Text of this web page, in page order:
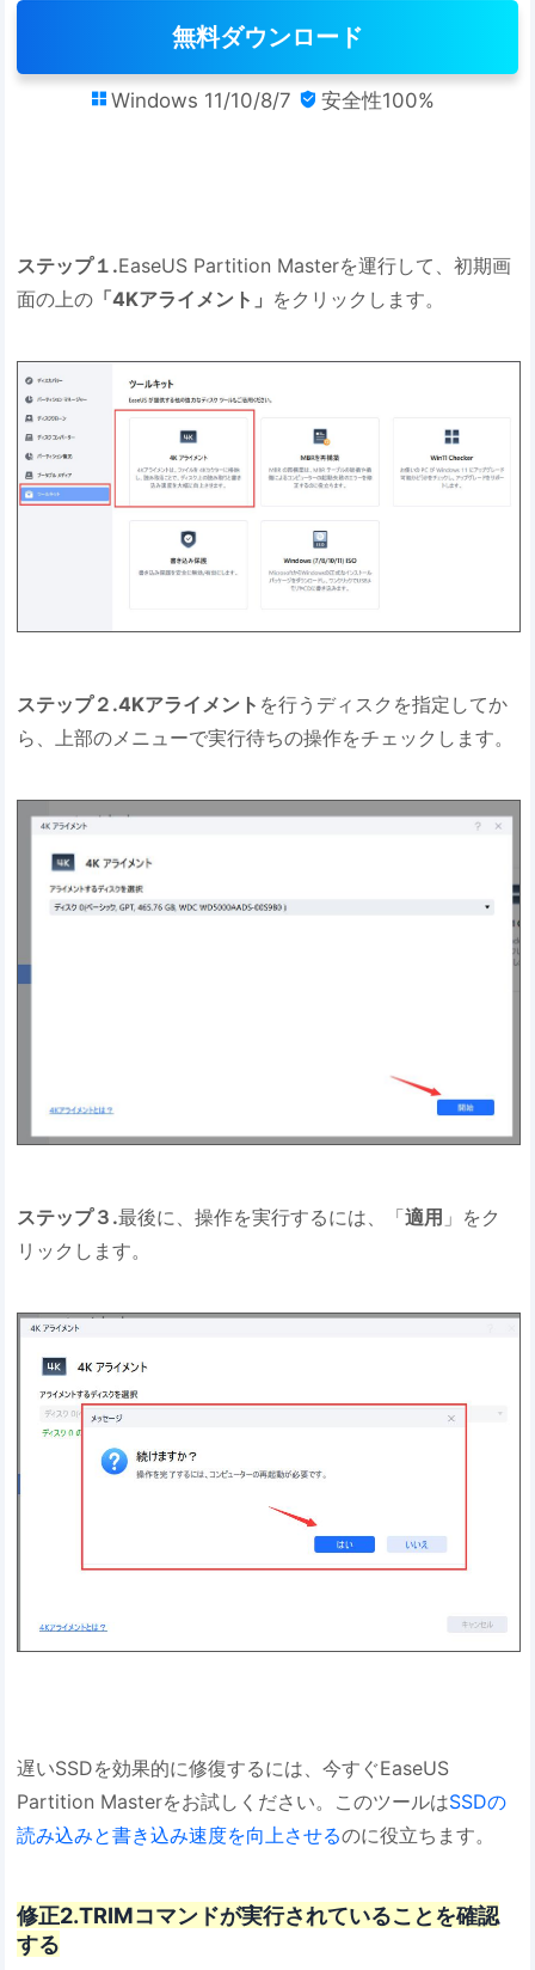
無料ダウンロード
 Windows 11/10/8/7  安全性100%
ステップ１.EaseUS Partition Masterを運行して、初期画
面の上の 「4Kアライメント」 をクリックします。
ステップ２.4Kアライメント を行うディスクを指定してか
ら、上部のメニューで実行待ちの操作をチェックします。
ステップ３.最後に、操作を実行するには、「適用 」をク
リックします。
遅いSSDを効果的に修復するには、今すぐEaseUS
Partition Masterをお試しください。このツールはSSDの
読み込みと書き込み速度を向上させるのに役立ちます。
修正2.TRIMコマンドが実行されていることを確認
する